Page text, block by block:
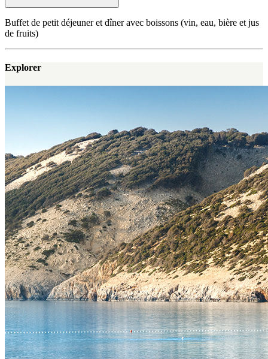
Buffet de petit déjeuner et dîner avec boissons (vin, eau, bière et jus
de fruits)
Explorer